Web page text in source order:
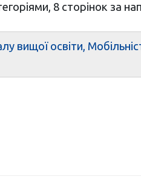
8 сторінок за
освіти,